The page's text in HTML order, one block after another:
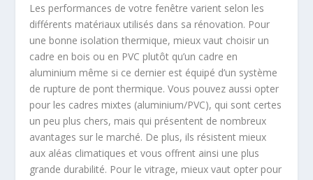
Les performances de votre fenêtre varient selon les
différents matériaux utilisés dans sa rénovation. Pour
une bonne isolation thermique, mieux vaut choisir un
cadre en bois ou en PVC plutôt qu’un cadre en
aluminium même si ce dernier est équipé d’un système
de rupture de pont thermique. Vous pouvez aussi opter
pour les cadres mixtes (aluminium/PVC), qui sont certes
un peu plus chers, mais qui présentent de nombreux
avantages sur le marché. De plus, ils résistent mieux
aux aléas climatiques et vous offrent ainsi une plus
grande durabilité. Pour le vitrage, mieux vaut opter pour